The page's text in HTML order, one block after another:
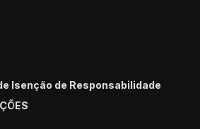
Isenção de Responsabilidade